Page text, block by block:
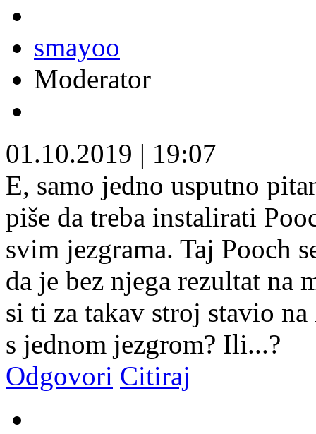
smayoo
Moderator
01.10.2019 | 19:07
E, samo jedno usputno
piše da treba instalirati
svim jezgrama. Taj Pooch
da je bez njega rezultat na
si ti za takav stroj stavio
s jednom jezgrom? Ili...?
Odgovori Citiraj